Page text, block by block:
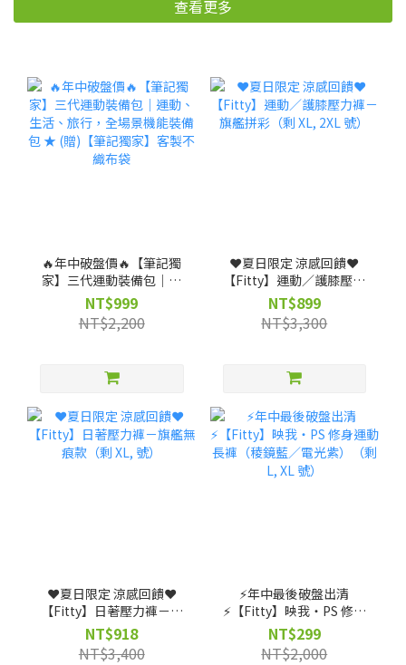
查看更多
🔥年中破盤價🔥【筆記獨
家】三代運動裝備包｜運
動、生活、旅行，全場景
機能裝備包 ★ (贈)【筆記
獨家】客製不織布袋
NT$999
NT$2,200
❤️夏日限定 涼感回饋❤️
【Fitty】運動／護膝壓力
褲－旗艦拼彩（剩 XL, 2XL
號）
NT$899
NT$3,300
❤️夏日限定 涼感回饋❤️
【Fitty】日著壓力褲－旗
艦無痕款（剩 XL, 號）
NT$918
NT$3,400
⚡️年中最後破盤出清
⚡️【Fitty】映我・PS 修身
運動長褲（稜鏡藍／電光
紫）（剩 L, XL 號）
NT$299
NT$2,000